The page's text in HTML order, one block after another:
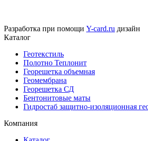
Разработка при помощи Y-card.ru дизайн
Каталог
Геотекстиль
Полотно Теплонит
Георешетка объемная
Геомембрана
Георешетка СД
Бентонитовые маты
Гидростаб защитно-изоляционная
Компания